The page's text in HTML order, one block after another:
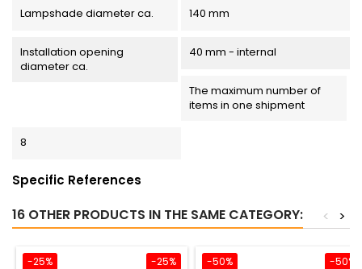
Lampshade diameter ca. 140 mm
Installation opening
diameter ca.
40 mm - internal
The maximum number of
items in one shipment
8
Specific References
16 OTHER PRODUCTS IN THE SAME CATEGORY: >
<
-25%
-25% -50%
-50%